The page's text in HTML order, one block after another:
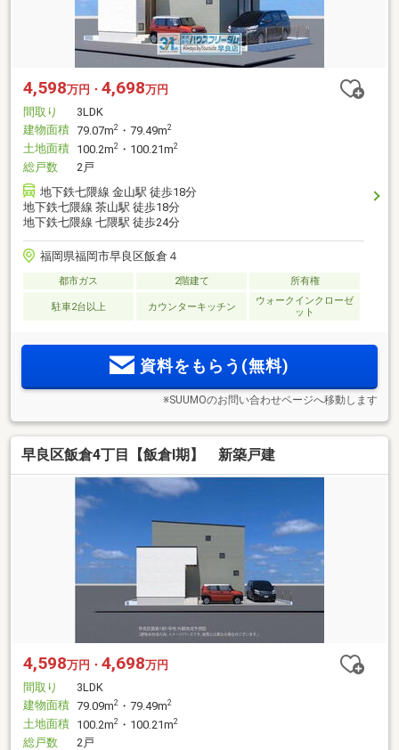
4,598万円・ 4,698万円
間取り
3LDK
建物面積 79.07m2 ・79.49m2
土地面積 100.2m2 ・100.21m2
総戸数
2戸
地下鉄七隈線 金山駅 徒歩18分
地下鉄七隈線 茶山駅 徒歩18分
地下鉄七隈線 七隈駅 徒歩24分
福岡県福岡市早良区飯倉４
都市ガス 2階建て 所有権
駐車2台以上 カウンターキッチン
ウォークインクローゼ
ット
資料をもらう(無料)
※SUUMOのお問い合わせページへ移動します
早良区飯倉4丁目【飯倉Ⅰ期】 新築戸建
4,598万円・ 4,698万円
間取り
3LDK
建物面積 79.09m2 ・79.49m2
土地面積 100.2m2 ・100.21m2
総戸数
2戸